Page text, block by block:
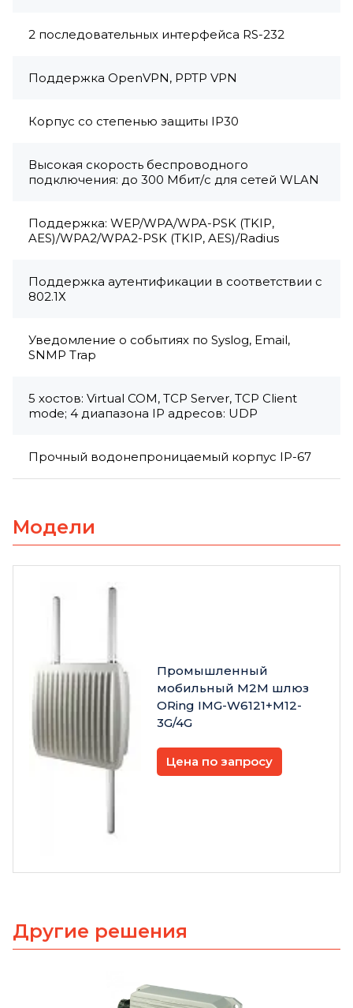
2 последовательных интерфейса RS-232
Поддержка OpenVPN, PPTP VPN
Корпус со степенью защиты IP30
Высокая скорость беспроводного
подключения: до 300 Мбит/с для сетей WLAN
Поддержка: WEP/WPA/WPA-PSK (TKIP,
AES)/WPA2/WPA2-PSK (TKIP, AES)/Radius
Поддержка аутентификации в соответствии с
802.1Х
Уведомление о событиях по Syslog, Email,
SNMP Trap
5 хостов: Virtual COM, TCP Server, TCP Client
mode; 4 диапазона IP адресов: UDP
Прочный водонепроницаемый корпус IP-67
Модели
Промышленный
мобильный M2M шлюз
ORing IMG-W6121+M12-
3G/4G
Цена по запросу
Другие решения